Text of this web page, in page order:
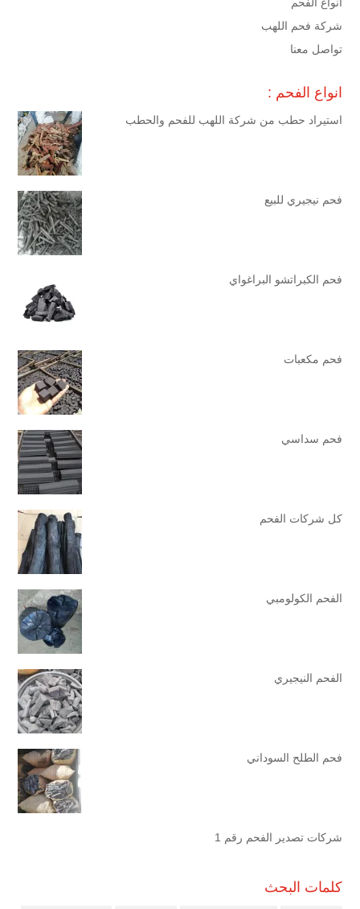
شركة فحم اللهب
تواصل معنا
انواع الفحم :
استيراد حطب من شركة اللهب للفحم والحطب
فحم نيجيري للبيع
فحم الكبراتشو البراغواي
فحم مكعبات
فحم سداسي
كل شركات الفحم
الفحم الكولومبي
الفحم النيجيري
فحم الطلح السوداني
شركات تصدير الفحم رقم 1
كلمات البحث